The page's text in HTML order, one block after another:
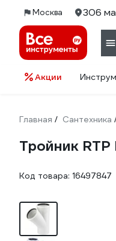
Москва 306
Акции
Главная / Сантехника
Тройник
Код товара: 16497847